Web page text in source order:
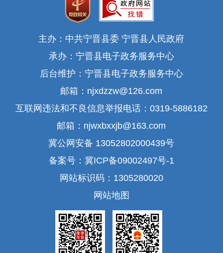
主办：中共宁晋县委 宁晋县人民政府
承办：宁晋县电子政务服务中心
后台维护：宁晋县电子政务服务中心
邮箱：njxdzzw@126.com
互联网违法和不良信息举报电话：0319-5886182
邮箱：njwxbxxjb@163.com
冀公网安备 13052802000439号
备案号：冀ICP备09002497号-1
网站标识码：1305280020
网站地图